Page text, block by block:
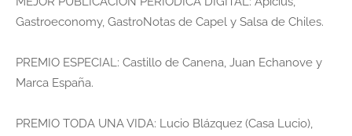
Gastroeconomy, GastroNotas de Capel y Salsa de Chiles.
PREMIO ESPECIAL: Castillo de Canena, Juan Echanove y
Marca España.
PREMIO TODA UNA VIDA: Lucio Blázquez (Casa Lucio),